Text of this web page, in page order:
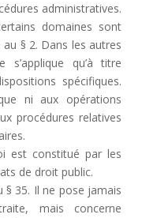
administratives.
domaines sont
§ 2. Dans les autres
qu’à titre
spécifiques.
ni aux opérations
procédures relatives
est constitué par les
de droit public.
§ 35. Il ne pose jamais
mais concerne